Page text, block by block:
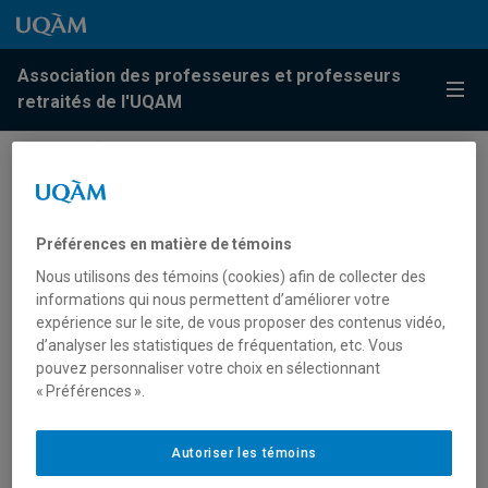
Passer au contenu
Accéder au menu principal
Accéder à la recherche
Passer au contenu
Accéder au menu principal
Association des professeures et professeurs
retraités de l'UQAM
Menu
UN DINER POUR FÊTER
L’ANNÉE 2013
RENCONTRE AMICALE DE L’APR-
UQAM
Préférences en matière de témoins
Nous utilisons des témoins (cookies) afin de collecter des
informations qui nous permettent d’améliorer votre
expérience sur le site, de vous proposer des contenus vidéo,
d’analyser les statistiques de fréquentation, etc. Vous
pouvez personnaliser votre choix en sélectionnant
« Préférences ».
Autoriser les témoins